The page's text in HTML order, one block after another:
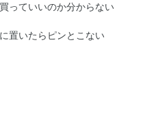
っていいのか分からない
置いたらピンとこない